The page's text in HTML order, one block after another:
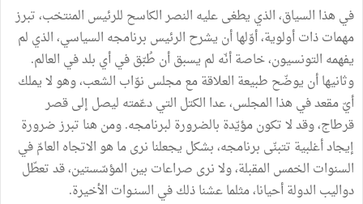
في هذا السياق، الذي يطغى عليه النصر الكاسح للرئيس المنتخب، تبرز
مهمات ذات أولوية، أوّلها أن يشرح الرئيس برنامجه السياسي، الذي لم
يفهمه التونسيون، خاصة أنّه لم يسبق أن طُبّق في أي بلد في العالم.
وثانيها أن يوضّح طبيعة العلاقة مع مجلس نوّاب الشعب، وهو لا يملك
أيّ مقعد في هذا المجلس، عدا الكتل التي دعّمته ليصل إلى قصر
قرطاج، وقد لا تكون مؤيّدة بالضرورة لبرنامجه. ومن هنا تبرز ضرورة
إيجاد أغلبية تتبنّى برنامجه، بشكل يجعلنا نرى ما هو الاتجاه العامّ في
السنوات الخمس المقبلة، ولا نرى صراعات بين المؤسّستين، قد تعطّل
دواليب الدولة أحيانا، مثلما عشنا ذلك في السنـوات الأخيرة.